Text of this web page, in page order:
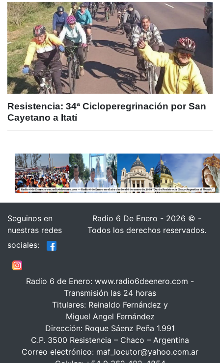
Resistencia: 34ª Cicloperegrinación por San
Cayetano a Itatí
Seguinos en
nuestras redes
sociales:
Radio 6 De Enero - 2026 © -
Todos los derechos reservados.
Radio 6 de Enero: www.radio6deenero.com -
Transmisión las 24 horas
Titulares: Reinaldo Fernández y
Miguel Angel Fernández
Dirección: Roque Sáenz Peña 1.991
C.P. 3500 Resistencia – Chaco – Argentina
Correo electrónico: maf_locutor@yahoo.com.ar